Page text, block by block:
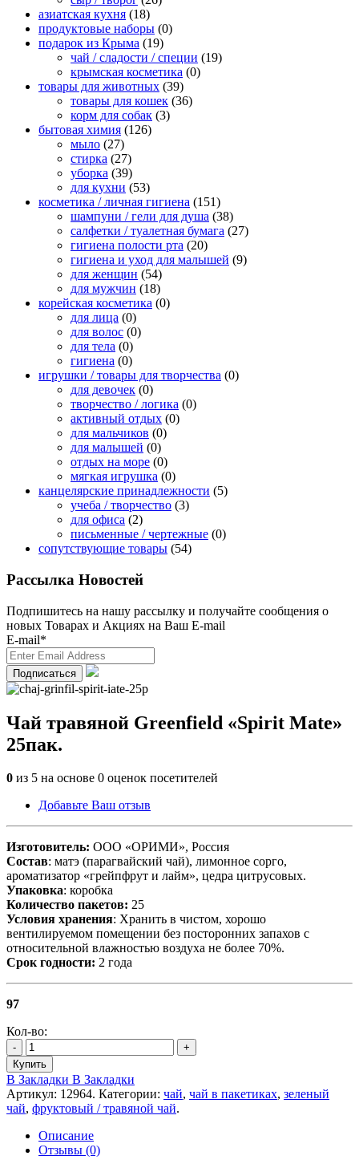
азиатская кухня (18)
продуктовые наборы (0)
подарок из Крыма (19)
чай / сладости / специи (19)
крымская косметика (0)
товары для животных (39)
товары для кошек (36)
корм для собак (3)
бытовая химия (126)
мыло (27)
стирка (27)
уборка (39)
для кухни (53)
косметика / личная гигиена (151)
шампуни / гели для душа (38)
салфетки / туалетная бумага (27)
гигиена полости рта (20)
гигиена и уход для малышей (9)
для женщин (54)
для мужчин (18)
корейская косметика (0)
для лица (0)
для волос (0)
для тела (0)
гигиена (0)
игрушки / товары для творчества (0)
для девочек (0)
творчество / логика (0)
активный отдых (0)
для мальчиков (0)
для малышей (0)
отдых на море (0)
мягкая игрушка (0)
канцелярские принадлежности (5)
учеба / творчество (3)
для офиса (2)
письменные / чертежные (0)
сопутствующие товары (54)
Рассылка Новостей
Подпишитесь на нашу рассылку и получайте сообщения о
новых Товарах и Акциях на Ваш E-mail
E-mail*
Чай травяной Greenfield «Spirit Mate»
25пак.
0 из 5 на основе 0 оценок посетителей
Добавьте Ваш отзыв
Изготовитель: ООО «ОРИМИ», Россия
Состав: матэ (парагвайский чай), лимонное сорго,
ароматизатор «грейпфрут и лайм», цедра цитрусовых.
Упаковка: коробка
Количество пакетов: 25
Условия хранения: Хранить в чистом, хорошо
вентилируемом помещении без посторонних запахов с
относительной влажностью воздуха не более 70%.
Срок годности: 2 года
97
Кол-во:
-
+
Купить
В Закладки В Закладки
Артикул: 12964. Категории: чай, чай в пакетиках, зеленый
чай, фруктовый / травяной чай.
Описание
Отзывы (0)